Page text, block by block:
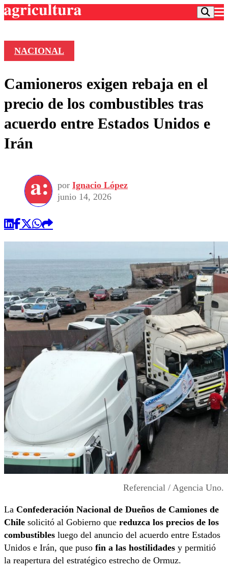
Frecuencias
Agricultura TV
Deportes
Colo Colo
Torneo Internacional
Torneo Nacional
Entretención
Internacional
Nacional
Programas
Comercial
NACIONAL
Camioneros exigen rebaja en el
precio de los combustibles tras
acuerdo entre Estados Unidos e
Irán
por Ignacio López
junio 14, 2026
Referencial / Agencia Uno.
La Confederación Nacional de Dueños de Camiones de
Chile solicitó al Gobierno que reduzca los precios de los
combustibles luego del anuncio del acuerdo entre Estados
Unidos e Irán, que puso fin a las hostilidades y permitió
la reapertura del estratégico estrecho de Ormuz.